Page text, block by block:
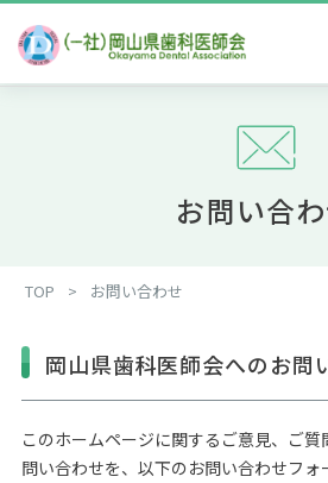
お問い合
TOP > お問い合わせ
岡山県歯科医師会へのお問
このホームページに関するご意見、ご
問い合わせを、以下のお問い合わせフ